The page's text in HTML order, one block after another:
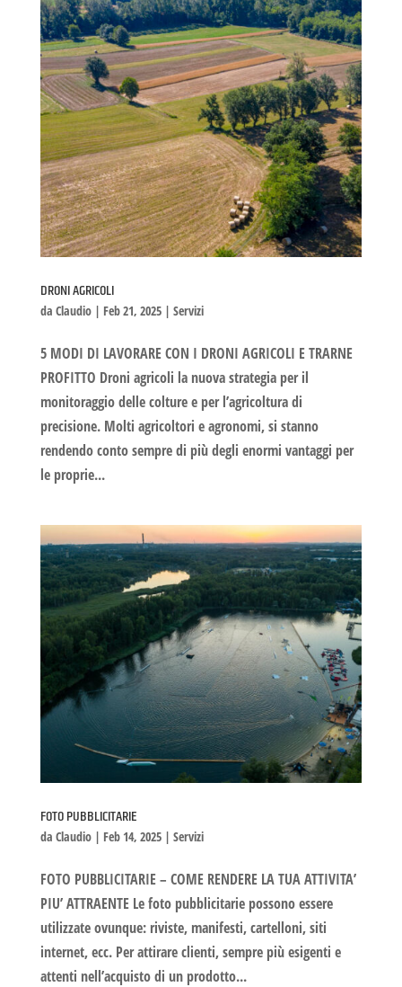
DRONI AGRICOLI
da Claudio| Feb 21, 2025| Servizi
5 MODI DI LAVORARE CON I DRONI AGRICOLI E TRARNE
PROFITTO Droni agricoli la nuova strategia per il
monitoraggio delle colture e per l’agricoltura di
precisione. Molti agricoltori e agronomi, si stanno
rendendo conto sempre di più degli enormi vantaggi per
le proprie...
FOTO PUBBLICITARIE
da Claudio| Feb 14, 2025| Servizi
FOTO PUBBLICITARIE – COME RENDERE LA TUA ATTIVITA’
PIU’ ATTRAENTE Le foto pubblicitarie possono essere
utilizzate ovunque: riviste, manifesti, cartelloni, siti
internet, ecc. Per attirare clienti, sempre più esigenti e
attenti nell’acquisto di un prodotto...